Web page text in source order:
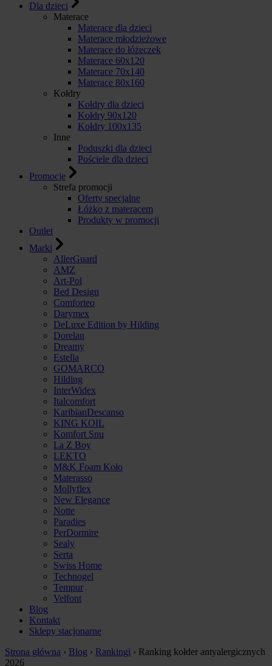
Dla dzieci
Materace
Materace dla dzieci
Materace młodzieżowe
Materace do łóżeczek
Materace 60x120
Materace 70x140
Materace 80x160
Kołdry
Kołdry dla dzieci
Kołdry 90x120
Kołdry 100x135
Inne
Poduszki dla dzieci
Pościele dla dzieci
Promocje
Strefa promocji
Oferty specjalne
Łóżko z materacem
Produkty w promocji
Outlet
Marki
AllerGuard
AMZ
Art-Pol
Bed Design
Comforteo
Darymex
DeLuxe Edition by Hilding
Dorelan
Dreamy
Estella
GOMARCO
Hilding
InterWidex
Italcomfort
KaribianDescanso
KING KOIL
Komfort Snu
La Z Boy
LEKTO
M&K Foam Koło
Materasso
Mollyflex
New Elegance
Notte
Paradies
PerDormire
Sealy
Serta
Swiss Home
Technogel
Tempur
Velfont
Blog
Kontakt
Sklepy stacjonarne
Strona główna › Blog › Rankingi › Ranking kołder antyalergicznych
2026